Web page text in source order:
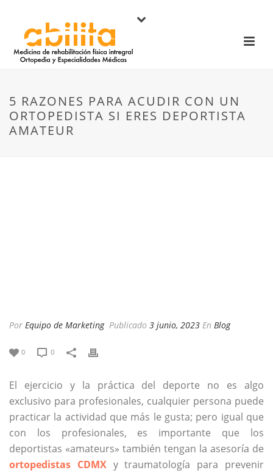
5 RAZONES PARA ACUDIR CON UN
ORTOPEDISTA SI ERES DEPORTISTA
AMATEUR
Por Equipo de Marketing Publicado 3 junio, 2023 En Blog
0 0
El ejercicio y la práctica del deporte no es algo
exclusivo para profesionales, cualquier persona puede
practicar la actividad que más le gusta; pero igual que
con los profesionales, es importante que los
deportistas «amateurs» también tengan la asesoría de
ortopedistas CDMXy traumatología para prevenir